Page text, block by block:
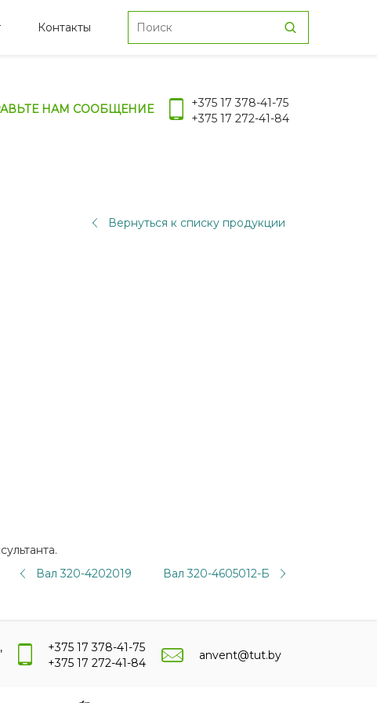
Контакты
НАМ СООБЩЕНИЕ
+375 17 378-41-75
+375 17 272-41-84
Вернуться к списку продукции
Вал 320-4202019
Вал 320-4605012-Б
+375 17 378-41-75
+375 17 272-41-84
anvent@tut.by